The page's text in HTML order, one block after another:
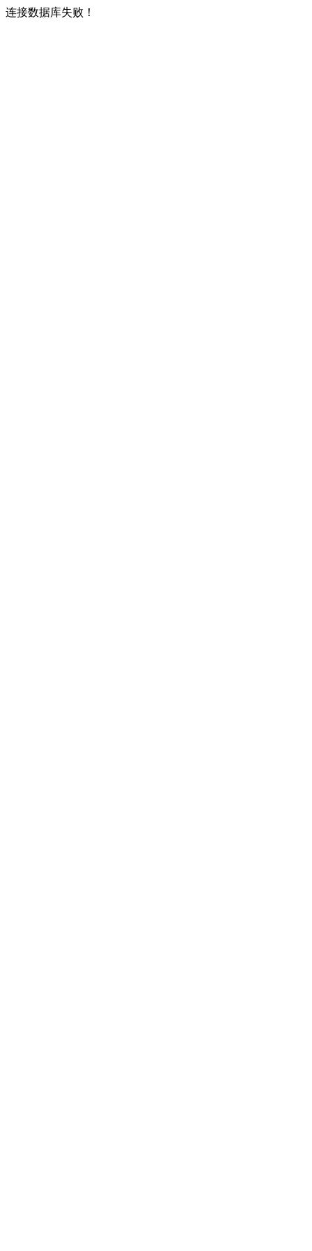
连接数据库失败！